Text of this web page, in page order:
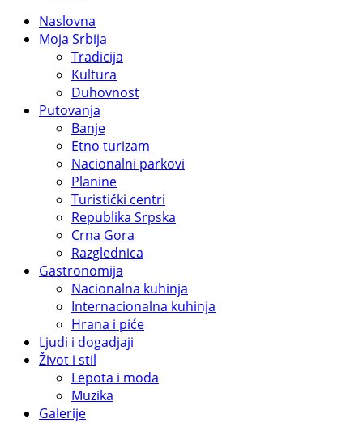
Naslovna
Moja Srbija
Tradicija
Kultura
Duhovnost
Putovanja
Banje
Etno turizam
Nacionalni parkovi
Planine
Turistički centri
Republika Srpska
Crna Gora
Razglednica
Gastronomija
Nacionalna kuhinja
Internacionalna kuhinja
Hrana i piće
Ljudi i dogadjaji
Život i stil
Lepota i moda
Muzika
Galerije